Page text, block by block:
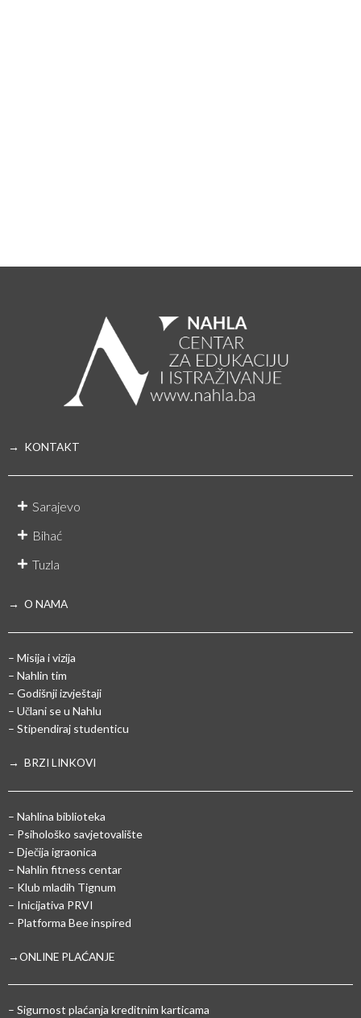
→ KONTAKT
Sarajevo
Bihać
Tuzla
→ O NAMA
– Misija i vizija
– Nahlin tim
– Godišnji izvještaji
– Učlani se u Nahlu
– Stipendiraj studenticu
→ BRZI LINKOVI
– Nahlina biblioteka
– Psihološko savjetovalište
– Dječija igraonica
– Nahlin fitness centar
– Klub mladih Tignum
– Inicijativa PRVI
– Platforma Bee inspired
→ONLINE PLAĆANJE
– Sigurnost plaćanja kreditnim karticama